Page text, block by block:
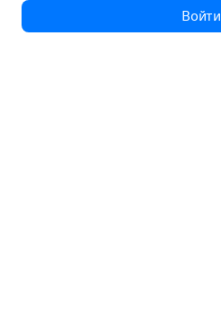
Войти